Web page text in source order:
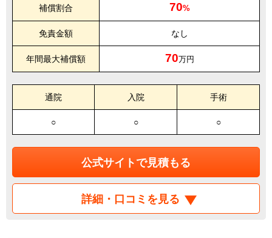
補償割合 70%
免責金額 なし
年間最大補償額 70万円
通院 入院 手術
○ ○ ○
公式サイトで見積もる
詳細・口コミを見る